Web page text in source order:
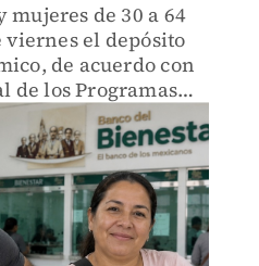
de 30 a 64
el depósito
de acuerdo con
de los Programas